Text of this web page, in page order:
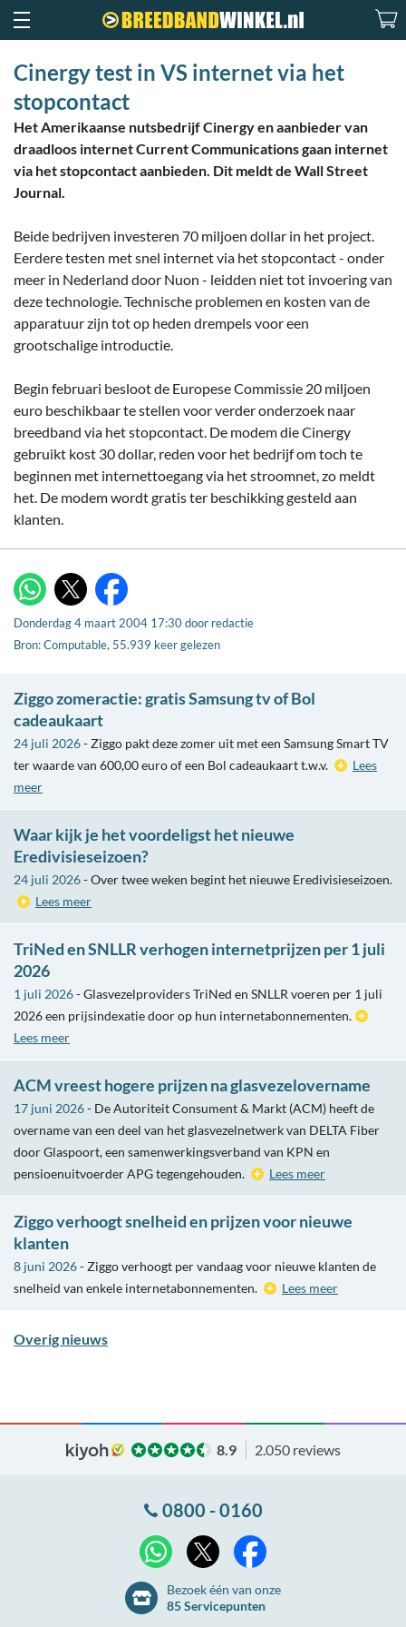
Cinergy test in VS internet via het
stopcontact
Het Amerikaanse nutsbedrijf Cinergy en aanbieder van
draadloos internet Current Communications gaan internet
via het stopcontact aanbieden. Dit meldt de Wall Street
Journal.
Beide bedrijven investeren 70 miljoen dollar in het project.
Eerdere testen met snel internet via het stopcontact - onder
meer in Nederland door Nuon - leidden niet tot invoering van
deze technologie. Technische problemen en kosten van de
apparatuur zijn tot op heden drempels voor een
grootschalige introductie.
Begin februari besloot de Europese Commissie 20 miljoen
euro beschikbaar te stellen voor verder onderzoek naar
breedband via het stopcontact. De modem die Cinergy
gebruikt kost 30 dollar, reden voor het bedrijf om toch te
beginnen met internettoegang via het stroomnet, zo meldt
het. De modem wordt gratis ter beschikking gesteld aan
klanten.
WhatsApp Facebook
Donderdag 4 maart 2004 17:30door redactie
Bron: Computable, 55.939 keer gelezen
Ziggo zomeractie: gratis Samsung tv of Bol
cadeaukaart
24 juli 2026- Ziggo pakt deze zomer uit met een Samsung Smart TV
ter waarde van 600,00 euro of een Bol cadeaukaart t.w.v.
Lees
meer
Waar kijk je het voordeligst het nieuwe
Eredivisieseizoen?
24 juli 2026- Over twee weken begint het nieuwe Eredivisieseizoen.
Lees meer
TriNed en SNLLR verhogen internetprijzen per 1 juli
2026
1 juli 2026- Glasvezelproviders TriNed en SNLLR voeren per 1 juli
2026 een prijsindexatie door op hun internetabonnementen.
Lees meer
ACM vreest hogere prijzen na glasvezelovername
17 juni 2026- De Autoriteit Consument & Markt (ACM) heeft de
overname van een deel van het glasvezelnetwerk van DELTA Fiber
door Glaspoort, een samenwerkingsverband van KPN en
pensioenuitvoerder APG tegengehouden.
Lees meer
Ziggo verhoogt snelheid en prijzen voor nieuwe
klanten
8 juni 2026- Ziggo verhoogt per vandaag voor nieuwe klanten de
snelheid van enkele internetabonnementen.
Lees meer
Overig nieuws
8.9 2.050 reviews
0800 - 0160
WhatsApp
Bezoek één van onze
85 Servicepunten